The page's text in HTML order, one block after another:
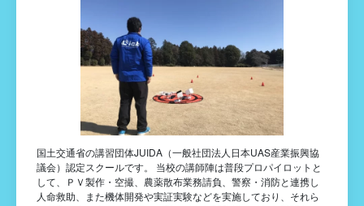
国土交通省の講習団体JUIDA（一般社団法人日本UAS産業振興協
議会）認定スクールです。 当校の講師陣は普段プロパイロットと
して、ＰＶ製作・空撮、農薬散布業務請負、警察・消防と連携し
人命救助、また機体開発や実証実験などを実施しており、それら